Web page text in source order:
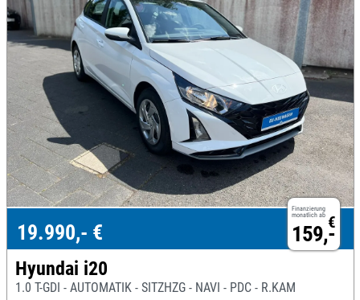
Finanzierung
monatlich ab €
159,-
19.990,- €
Hyundai i20
1.0 T-GDI - AUTOMATIK - SITZHZG - NAVI - PDC - R.KAM